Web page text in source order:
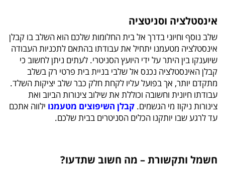
אינסטלציה וסניטציה
שלב נוסף וחיוני בדרך אל בית החלומות שלכם הוא השלב בו קבלן
אינסטלציה מטעמנו יתחיל את עבודתו בהתאם לתכניות העבודה
שיוענקו בין היתר על ידי היועץ הסניטרי. לעתים ניתן לחשוב כי
קבלן האינסטלציה נכנס אל שלבי בניית בית פרטי רק בשלב
מתקדם יותר, אך בפועל עליו לקחת חלק כבר שלב יציקות השלד.
עבודתו חיונית וחשובה וכוללת את שילוב צינורות הביוב ואת
צינורות ניקוז מי הגשמים. קבלן השיפוצים מטעמנו ילווה אתכם
עד לרגע שבו יותקנו הכלים הסניטרים בבית שלכם.
חשמל ותקשורת – מה חשוב שתדעו?